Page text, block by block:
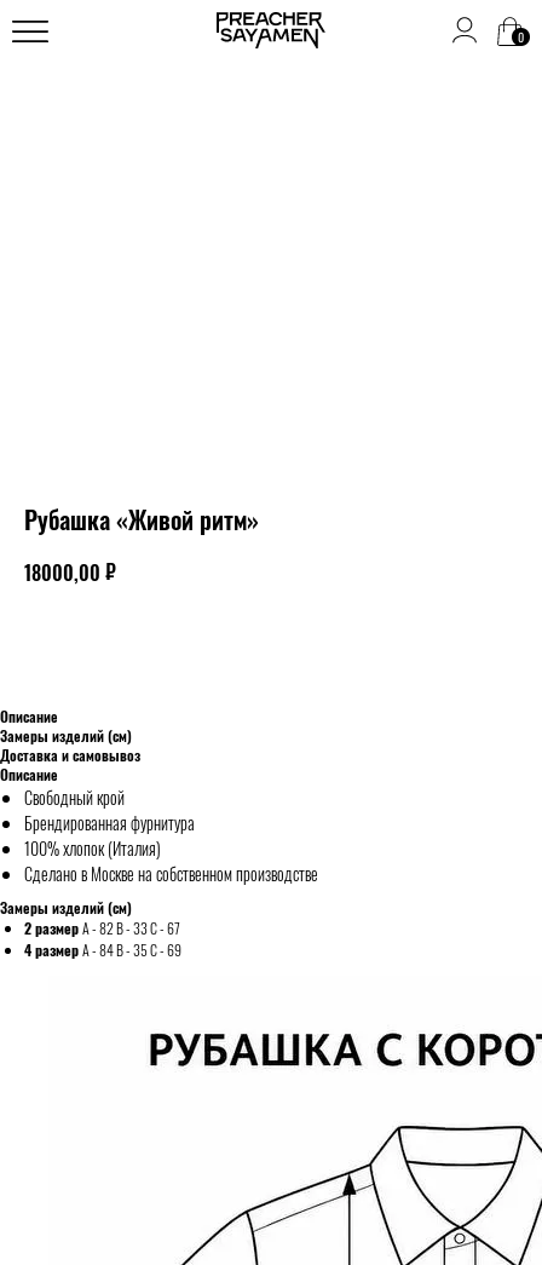
0
Рубашка «Живой ритм»
18000,00 ₽
Описание
Замеры изделий (см)
Доставка и самовывоз
Описание
Свободный крой
Брендированная фурнитура
100% хлопок (Италия)
Сделано в Москве на собственном производстве
Замеры изделий (см)
2 размерA - 82 В - 33 С - 67
4 размерA - 84 В - 35 С - 69